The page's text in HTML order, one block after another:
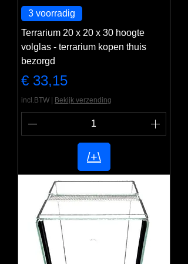
3 voorradig
Terrarium 20 x 20 x 30 hoogte
volglas - terrarium kopen thuis
bezorgd
Prijs
€ 33,15
incl.BTW Bekijk verzending
/+\